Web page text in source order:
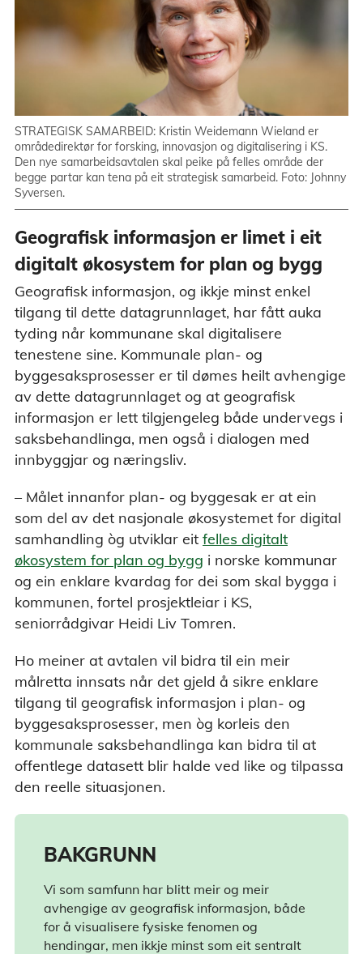
STRATEGISK SAMARBEID: Kristin Weidemann Wieland er
områdedirektør for forsking, innovasjon og digitalisering i KS.
Den nye samarbeidsavtalen skal peike på felles område der
begge partar kan tena på eit strategisk samarbeid. Foto: Johnny
Syversen.
Geografisk informasjon er limet i eit
digitalt økosystem for plan og bygg
Geografisk informasjon, og ikkje minst enkel
tilgang til dette datagrunnlaget, har fått auka
tyding når kommunane skal digitalisere
tenestene sine. Kommunale plan- og
byggesaksprosesser er til dømes heilt avhengige
av dette datagrunnlaget og at geografisk
informasjon er lett tilgjengeleg både undervegs i
saksbehandlinga, men også i dialogen med
innbyggjar og næringsliv.
– Målet innanfor plan- og byggesak er at ein
som del av det nasjonale økosystemet for digital
samhandling òg utviklar eit felles digitalt
økosystem for plan og bygg i norske kommunar
og ein enklare kvardag for dei som skal bygga i
kommunen, fortel prosjektleiar i KS,
seniorrådgivar Heidi Liv Tomren.
Ho meiner at avtalen vil bidra til ein meir
målretta innsats når det gjeld å sikre enklare
tilgang til geografisk informasjon i plan- og
byggesaksprosesser, men òg korleis den
kommunale saksbehandlinga kan bidra til at
offentlege datasett blir halde ved like og tilpassa
den reelle situasjonen.
BAKGRUNN
Vi som samfunn har blitt meir og meir
avhengige av geografisk informasjon, både
for å visualisere fysiske fenomen og
hendingar, men ikkje minst som eit sentralt